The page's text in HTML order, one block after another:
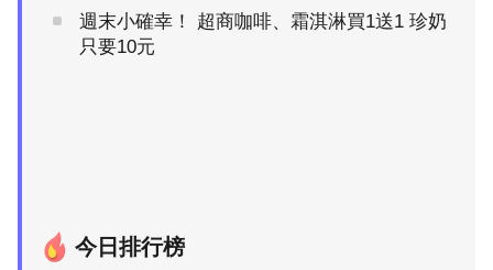
週末小確幸！ 超商咖啡、霜淇淋買1送1 珍奶
只要10元
今日排行榜